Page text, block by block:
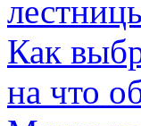
Как
на что